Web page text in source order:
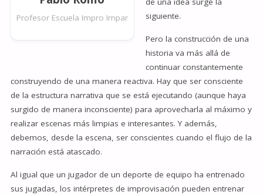
Profesor Escuela Impro Impar
siguiente.
Pero la construcción de una
historia va más allá de
continuar constantemente
construyendo de una manera reactiva. Hay que ser consciente
de la estructura narrativa que se está ejecutando (aunque haya
surgido de manera inconsciente) para aprovecharla al máximo y
realizar escenas más limpias e interesantes. Y además,
debemos, desde la escena, ser conscientes cuando el flujo de la
narración está atascado.
Al igual que un jugador de un deporte de equipo ha entrenado
sus jugadas, los intérpretes de improvisación pueden entrenar